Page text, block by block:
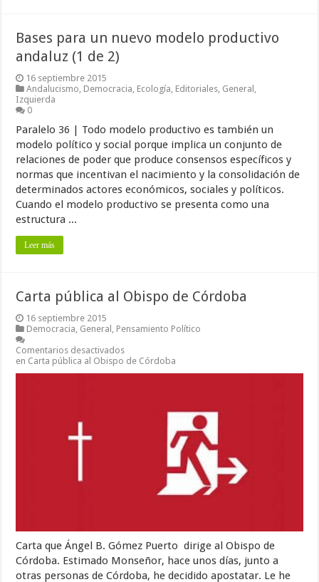
Bases para un nuevo modelo productivo
andaluz (1 de 2)
16 septiembre 2015
Andalucismo, Democracia, Ecología, Editoriales, General ,
Izquierda
0
Paralelo 36 | Todo modelo productivo es también un
modelo político y social porque implica un conjunto de
relaciones de poder que produce consensos específicos y
normas que incentivan el nacimiento y la consolidación de
determinados actores económicos, sociales y políticos.
Cuando el modelo productivo se presenta como una
estructura ...
Leer más
Carta pública al Obispo de Córdoba
16 septiembre 2015
Democracia, General , Pensamiento Político
Comentarios desactivados
en Carta pública al Obispo de Córdoba
Carta que Ángel B. Gómez Puerto dirige al Obispo de
Córdoba. Estimado Monseñor, hace unos días, junto a
otras personas de Córdoba, he decidido apostatar. Le he